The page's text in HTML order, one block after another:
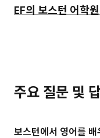
EF의 보스턴 어학
주요 질문 및
보스턴에서 영어를